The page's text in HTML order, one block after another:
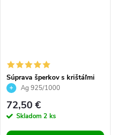
Súprava šperkov s krištáľmi
Swarovski - violet okrúhle
Ag 925/1000
72,50 €
Skladom 2 ks